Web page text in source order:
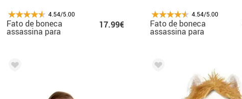
4.54/5.00
Fato de boneca
assassina para
17.99€
4.54/5.00
Fato de boneca
assassina para